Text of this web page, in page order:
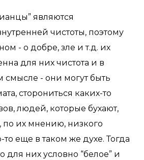
являются
чистоты, поэтому
- о добре, зле и т.д. их
для них чистота и в
смысле - они могут быть
сторониться каких-то
людей, которые бухают,
по их мнению, низкого
то еще в таком же духе. Тогда
для них условно “белое” и